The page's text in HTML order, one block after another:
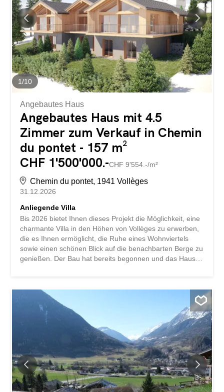
1/10
Angebautes Haus
Angebautes Haus mit 4.5
Zimmer zum Verkauf in Chemin
du pontet - 157 m²
CHF 1'500'000.-CHF 9'554.-/m²
Chemin du pontet, 1941 Vollèges
31.12.2026
Anliegende Villa
Bis 2026 bietet Ihnen dieses Projekt die Möglichkeit, eine
charmante Villa in den Höhen von Vollèges zu erwerben,
die es Ihnen ermöglicht, die Ruhe eines Wohnviertels
sowie einen schönen Blick auf die benachbarten Berge zu
genießen. Der Bau hat bereits begonnen und das Haus
Haupteingang Küche offen zu einem großen, hellen
Wohn- / Aufenthaltsraum Küche offen zu einem großen,
hellen Wohn- / Aufenthaltsraum Gäste-WC Großer Balkon
von ca. 30 m² Unteres Erdgeschoss: Nebeneingang vom
Keller aus möglich Nebeneingang vom Keller aus möglich
Zwei Schlafzimmer Ein Duschbad Ein Elternschlafzimmer
mit Bad Hauswirtschaftsraum Zugang zur Terrasse vom
Elternschlafzimmer aus